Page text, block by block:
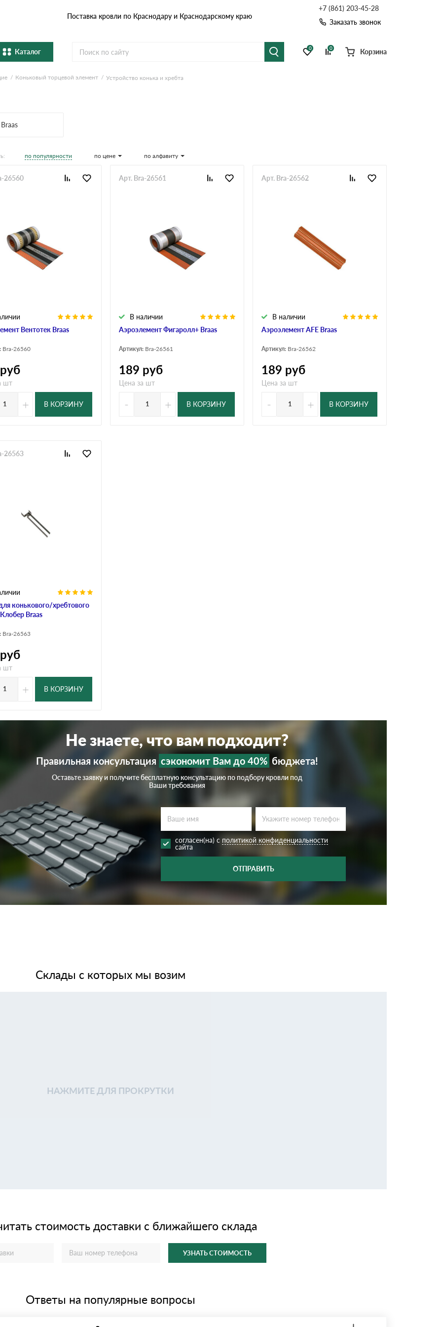
Поставка кровли по Краснодару и Краснодарскому краю
+7 (861) 203-45-28
Заказать звонок
Каталог
Металлочерепица
Комплектующие
0 0 Корзина
Коньковый торцевой элемент Устройство конька и хребта
Braas
по популярности по цене по алфавиту
Вентотек Braas
26560
Bra-26560
шт
+ В КОРЗИНУ
Аэроэлемент Фигаролл+ Braas
В наличии
Арт. Bra-26561
Артикул: Bra-26561
189 руб
Цена за шт
- + В КОРЗИНУ
Аэроэлемент AFE Braas
В наличии
Арт. Bra-26562
Артикул: Bra-26562
189 руб
Цена за шт
- + В КОРЗИНУ
конькового/хребтового
Braas
26563
Bra-26563
шт
+ В КОРЗИНУ
Не знаете, что вам подходит?
Правильная консультация сэкономит Вам до 40% бюджета!
Оставьте заявку и получите бесплатную консультацию по подбору кровли под
Ваши требования
согласен(на) с политикой конфиденциальности
сайта
ОТПРАВИТЬ
Склады с которых мы возим
НАЖМИТЕ ДЛЯ ПРОКРУТКИ
стоимость доставки с ближайшего склада
УЗНАТЬ СТОИМОСТЬ
Ответы на популярные вопросы